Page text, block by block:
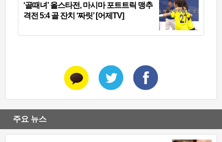
‘골때녀’ 올스타전, 마시마 포트트릭 맹추
격전 5:4 골 잔치 ‘짜릿’ [어제TV]
주요 뉴스